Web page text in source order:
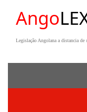
Ango
Legislação Angolana a distancia de